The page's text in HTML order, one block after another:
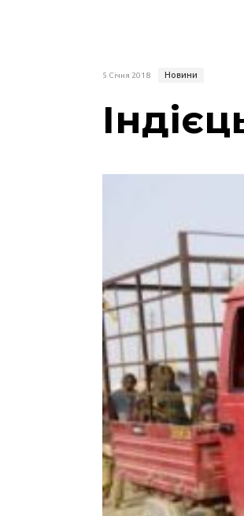
5 Січня 2018 Новини